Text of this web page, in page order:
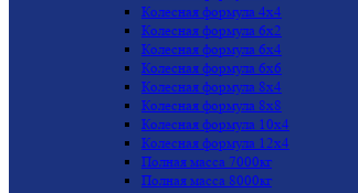
Колесная формула 4x4
Колесная формула 6x2
Колесная формула 6x4
Колесная формула 6x6
Колесная формула 8x4
Колесная формула 8x8
Колесная формула 10x4
Колесная формула 12x4
Полная масса 7000кг
Полная масса 8000кг